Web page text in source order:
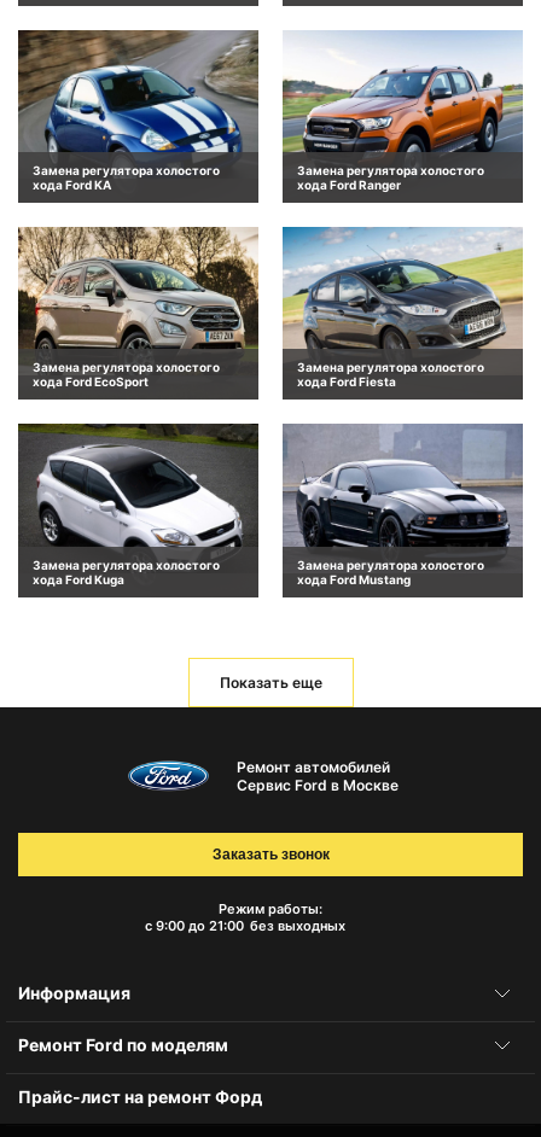
Замена регулятора холостого
хода Ford KA
Замена регулятора холостого
хода Ford Ranger
Замена регулятора холостого
хода Ford EcoSport
Замена регулятора холостого
хода Ford Fiesta
Замена регулятора холостого
хода Ford Kuga
Замена регулятора холостого
хода Ford Mustang
Показать еще
Ремонт автомобилей
Сервис Ford в Москве
Режим работы:
с 9:00 до 21:00 без выходных
Заказать звонок
Информация
Ремонт Ford по моделям
Прайс-лист на ремонт Форд